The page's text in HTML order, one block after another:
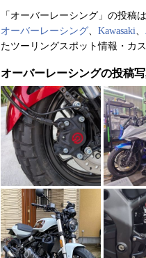
「オーバーレーシング」の投稿
オーバーレーシング、 Kawasaki、
たツーリングスポット情報・カ
オーバーレーシングの投稿